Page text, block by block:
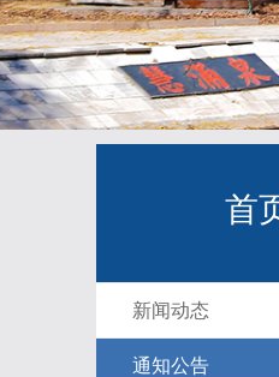
首
新闻动态
通知公告